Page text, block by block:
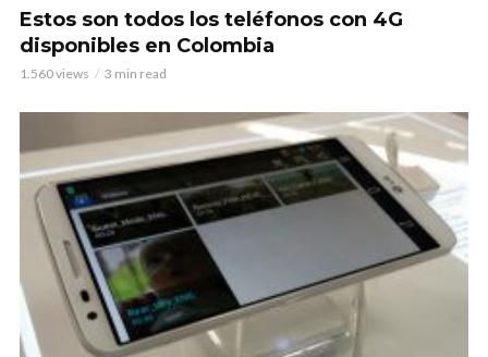
Estos son todos los teléfonos con 4G
disponibles en Colombia
1.560 views 3 min read